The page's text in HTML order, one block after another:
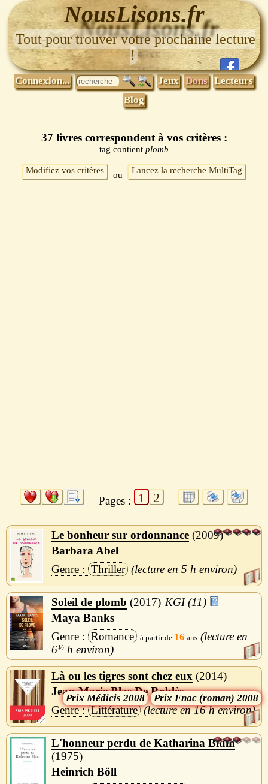
NousLisons.fr
Tout pour trouver votre prochaine lecture
!
Connexion... Jeux Dons Lecteurs
Blog
37 livres correspondent à vos critères :
tag contient plomb
Modifiez vos critères ou Lancez la recherche MultiTag
Pages : 1 2
Le bonheur sur ordonnance 2009
Barbara Abel
Thriller
5 h
Soleil de plomb 2017
KGI (11)
Maya Banks
Romance
16
6½ h
Là ou les tigres sont chez eux 2014
Médicis 2008 Fnac (roman) 2008
Jean-Marie Blas De Roblès
Littérature
16 h
L'honneur perdu de Katharina Blum
1975
Heinrich Böll